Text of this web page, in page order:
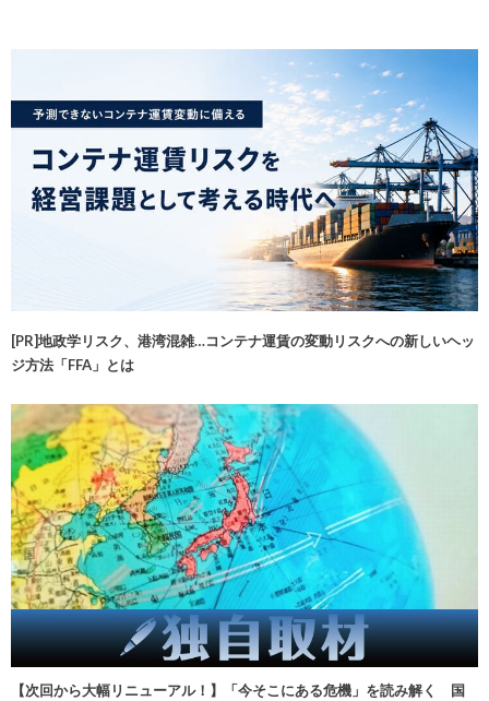
[PR]地政学リスク、港湾混雑…コンテナ運賃の変動リスクへの新しいヘッ
ジ方法「FFA」とは
【次回から大幅リニューアル！】「今そこにある危機」を読み解く 国